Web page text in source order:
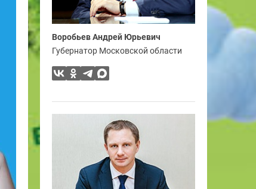
Воробьев Андрей Юрьевич
Губернатор Московской области